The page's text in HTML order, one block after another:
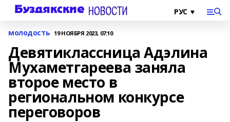
молодость 19 НОЯБРЯ 2023, 07:10
Девятиклассница Адэлина
Мухаметгареева заняла
второе место в
региональном конкурсе
переговоров